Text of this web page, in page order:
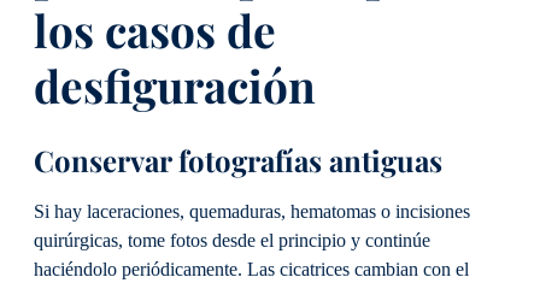
los casos de
desfiguración
Conservar fotografías antiguas
Si hay laceraciones, quemaduras, hematomas o incisiones
quirúrgicas, tome fotos desde el principio y continúe
haciéndolo periódicamente. Las cicatrices cambian con el